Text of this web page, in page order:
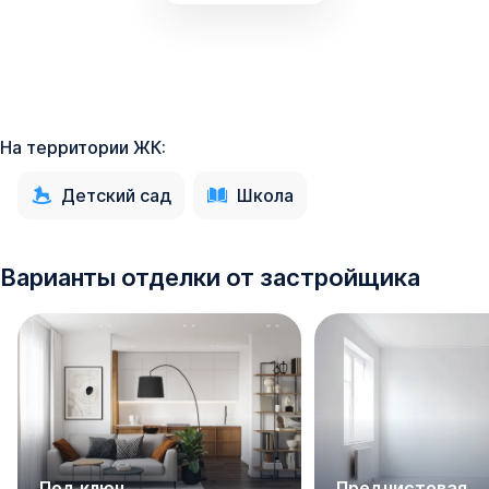
В районе прекрасная транспортная доступность. По ул.
В. Н. Мачуги курсирует в общей сложности более 20
маршрутов общественного транспорта. Дорога к
20-ти минут.
Социальная и внутренняя инфраструктура
При входе на территории ЖК установлена сказочная
арка, выполненная в архитектурном стиле. Это
имитация средневековой крепости высотой 14,5 метров,
оснащенная зубьями и бойницами.
Прогулочные аллеи с фонтаном, зоны отдыха с арт-
На территории ЖК:
Детский сад Школа
Варианты отделки от застройщика